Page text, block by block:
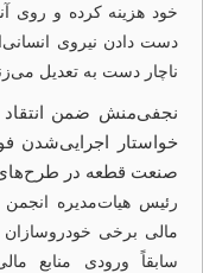
خود هزینه کرده و روی
دست دادن نیروی
ناچار دست به تعدیل
نجفی‌‌‌منش ضمن انتقاد
خواستار اجرایی‌‌‌شدن
صنعت قطعه‌‌‌ در
رئیس هیات‌مدیره
مالی برخی
سابقاً ورودی منابع